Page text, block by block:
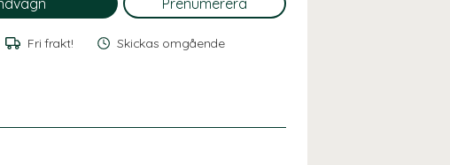
Fri frakt! Skickas omgående